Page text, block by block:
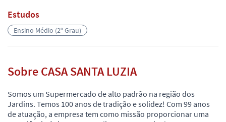
Estudos
Ensino Médio (2º Grau)
Sobre CASA SANTA LUZIA
Somos um Supermercado de alto padrão na região dos
Jardins. Temos 100 anos de tradição e solidez! Com 99 anos
de atuação, a empresa tem como missão proporcionar uma